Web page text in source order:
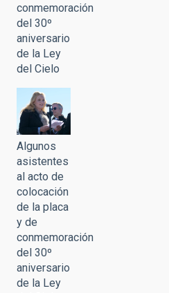
conmemoración
del 30º
aniversario
de la Ley
del Cielo
Algunos
asistentes
al acto de
colocación
de la placa
y de
conmemoración
del 30º
aniversario
de la Ley